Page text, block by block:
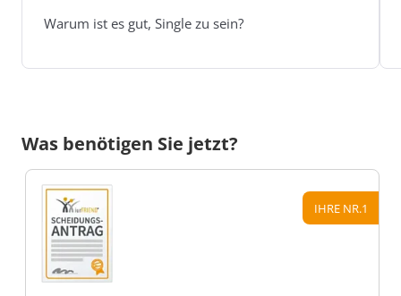
Warum ist es gut, Single zu sein?
Was benötigen Sie jetzt?
IHRE NR.1